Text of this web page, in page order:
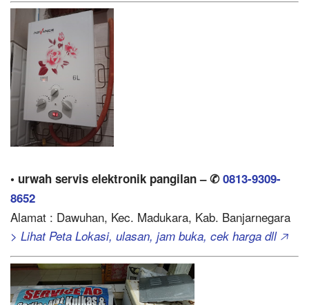
• urwah servis elektronik pangilan – ✆0813-9309-
8652
Alamat : Dawuhan, Kec. Madukara, Kab. Banjarnegara
> Lihat Peta Lokasi, ulasan, jam buka, cek harga dll 🡥